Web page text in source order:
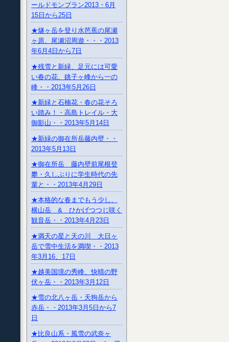
ールドモンブラン2013・6月
15日から25日
★燧ヶ岳を登り水芭蕉の尾瀬
ヶ原、尾瀬沼周遊・・・2013
年6月4日から7日
★残雪と新緑、足元には可愛
い春の花、銚子ヶ峰から一の
峰・・2013年5月26日
★新緑と石楠花・春の花そろ
い踏み！・高島トレイル・大
御影山・・2013年5月14日
★新緑の御在所岳藤内壁・・
2013年5月13日
★御在所岳 藤内壁前尾根登
攀・久しぶりに学生時代の先
輩と・・2013年4月29日
★本格的な春までもう少し、
横山岳 & ひかげつつじ咲く
観音岳・・2013年4月23日
★満天の星と天の川 大日ヶ
岳で雪中生活を満喫・・2013
年3月16、17日
★越美国境の秀峰、快晴の野
伏ヶ岳・・2013年3月12日
★雪の北八ヶ岳・天狗岳から
赤岳・・2013年3月5日から7
日
★比良山系・風雪の武奈ヶ